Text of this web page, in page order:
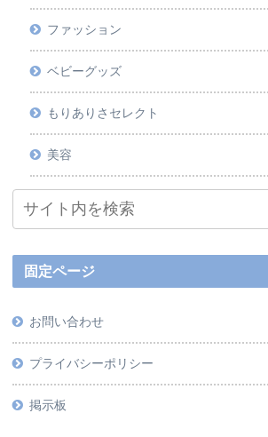
ファッション
ベビーグッズ
もりありさセレクト
美容
固定ページ
お問い合わせ
プライバシーポリシー
掲示板